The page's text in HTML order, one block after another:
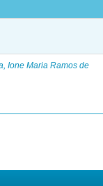
Ione Maria Ramos de